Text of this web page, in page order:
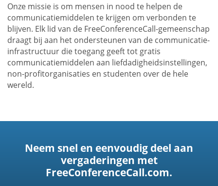
Onze missie is om mensen in nood te helpen de
communicatiemiddelen te krijgen om verbonden te
blijven. Elk lid van de FreeConferenceCall-gemeenschap
draagt bij aan het ondersteunen van de communicatie-
infrastructuur die toegang geeft tot gratis
communicatiemiddelen aan liefdadigheidsinstellingen,
non-profitorganisaties en studenten over de hele
wereld.
Neem snel en eenvoudig deel aan
vergaderingen met
FreeConferenceCall.com.